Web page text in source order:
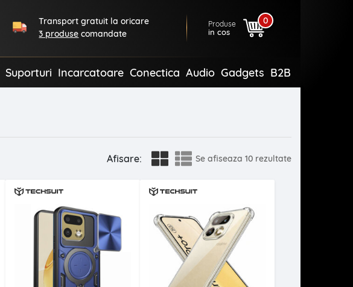
Transport gratuit la oricare
3 produse comandate
Produse
in cos
0
Suporturi Incarcatoare Conectica Audio Gadgets B2B
Afisare: Se afiseaza 10 rezultate